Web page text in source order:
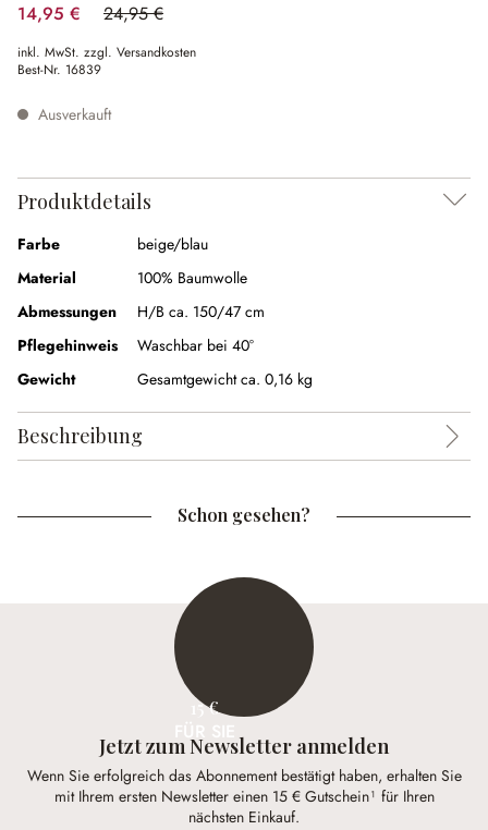
14,95 € 24,95 €
(40.08% gespart)
inkl. MwSt. zzgl. Versandkosten
Best-Nr. 16839
Ausverkauft
Produktdetails
Farbe
beige/blau
Material
100% Baumwolle
Abmessungen
H/B ca. 150/47 cm
Pflegehinweis
Waschbar bei 40°
Gewicht
Gesamtgewicht ca. 0,16 kg
Beschreibung
Schon gesehen?
15 €
Jetzt zum Newsletter anmelden
Wenn Sie erfolgreich das Abonnement bestätigt haben, erhalten Sie
mit Ihrem ersten Newsletter einen 15 € Gutschein¹ für Ihren
nächsten Einkauf.